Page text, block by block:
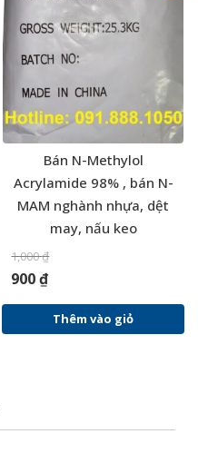
Bán N-Methylol
Acrylamide 98% , bán N-
MAM nghành nhựa, dệt
may, nấu keo
1,000₫
900₫
Thêm vào giỏ